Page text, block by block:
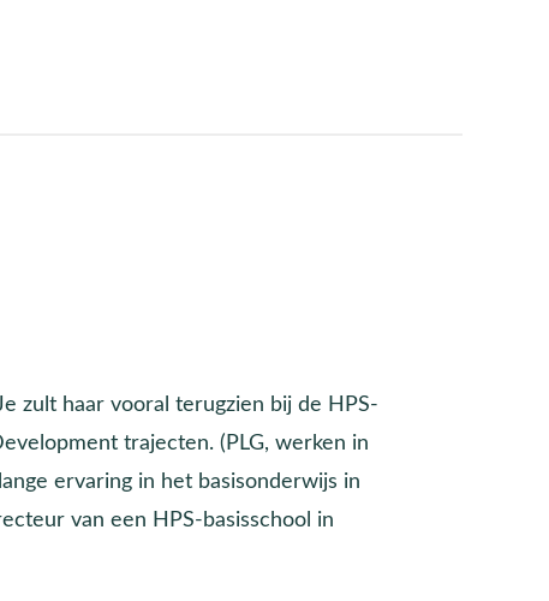
zult haar vooral terugzien bij de HPS-
trajecten. (PLG, werken in
ervaring in het basisonderwijs in
van een HPS-basisschool in